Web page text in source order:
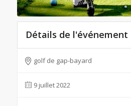
Détails de l'événement
golf de gap-bayard
9 juillet 2022